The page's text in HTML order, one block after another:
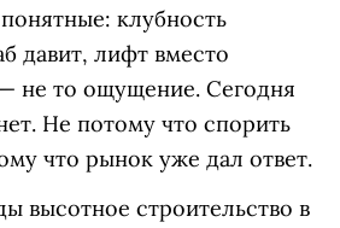
клубность
давит, лифт вместо
не то ощущение. Сегодня
Не потому что спорить
что рынок уже дал ответ.
высотное строительство в